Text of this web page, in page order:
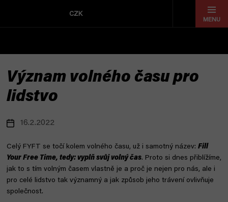
CZK
Význam volného času pro
lidstvo
16.2.2022
Celý FYFT se točí kolem volného času, už i samotný název: Fill
Your Free Time, tedy: vyplň svůj volný čas. Proto si dnes přiblížíme,
jak to s tím volným časem vlastně je a proč je nejen pro nás, ale i
pro celé lidstvo tak významný a jak způsob jeho trávení ovlivňuje
společnost.